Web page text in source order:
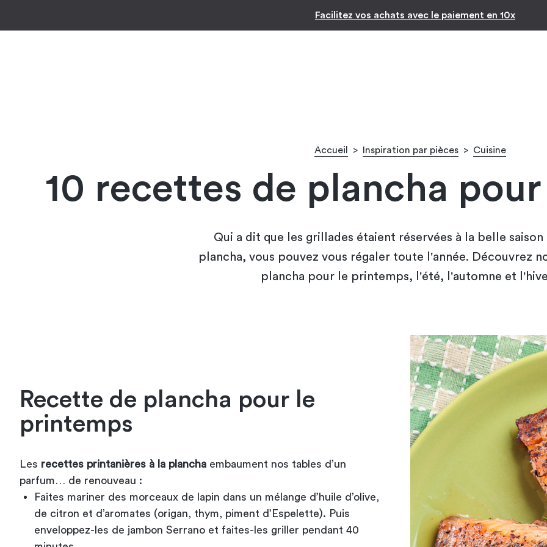
-10% pour les jeunes diplômés !* 🎉
Inspiration par
Accueil > Inspiration par pièces > Cuisine
10 recettes de plancha
Qui a dit que les grillades étaient réservées à la belle saison
plancha, vous pouvez vous régaler toute l'année. Découvrez
plancha pour le printemps, l'été, l'automne et
Recette de plancha pour le
printemps
Les recettes printanières à la plancha embaument nos tables d’un
parfum… de renouveau :
Faites mariner des morceaux de lapin dans un mélange d’huile d’olive,
de citron et d’aromates (origan, thym, piment d’Espelette). Puis
enveloppez-les de jambon Serrano et faites-les griller pendant 40